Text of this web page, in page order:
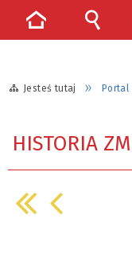
Jesteś tutaj Portal
HISTORIA
Strona